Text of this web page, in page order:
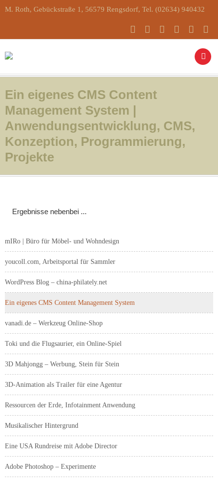
M. Roth, Gebückstraße 1, 56579 Rengsdorf, Tel. (02634) 940432
Ein eigenes CMS Content
Management System |
Anwendungsentwicklung, CMS,
Konzeption, Programmierung,
Projekte
Ergebnisse nebenbei ...
mIRo | Büro für Möbel- und Wohndesign
youcoll.com, Arbeitsportal für Sammler
WordPress Blog – china-philately.net
Ein eigenes CMS Content Management System
vanadi.de – Werkzeug Online-Shop
Toki und die Flugsaurier, ein Online-Spiel
3D Mahjongg – Werbung, Stein für Stein
3D-Animation als Trailer für eine Agentur
Ressourcen der Erde, Infotainment Anwendung
Musikalischer Hintergrund
Eine USA Rundreise mit Adobe Director
Adobe Photoshop – Experimente